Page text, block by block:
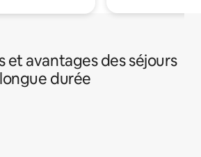
et avantages des séjours
longue durée